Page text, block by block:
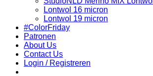
Lontwol 16 micron
Lontwol 19 micron
#ColorFriday
Patronen
About Us
Contact Us
Login / Registreren